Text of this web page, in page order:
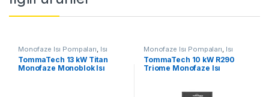
Monofaze Isı Pompaları Isı
Pompaları
TommaTech 13 kW Titan
Monofaze Monoblok Isı
Monofaze Isı Pompaları Isı
Pompaları
TommaTech 10 kW R290
Triome Monofaze Isı